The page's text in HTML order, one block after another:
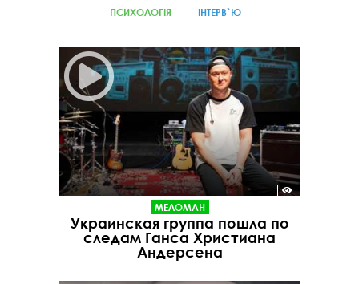
ПСИХОЛОГІЯ ІНТЕРВ`Ю
МЕЛОМАН
Украинская группа пошла по
следам Ганса Христиана
Андерсена